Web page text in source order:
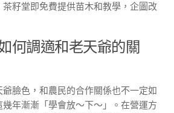
籽堂即免費提供苗木和教學，企圖改
何調適和老天爺的關
臉色，和農民的合作關係也不一定如
年漸漸「學會放～下～」。在營運方